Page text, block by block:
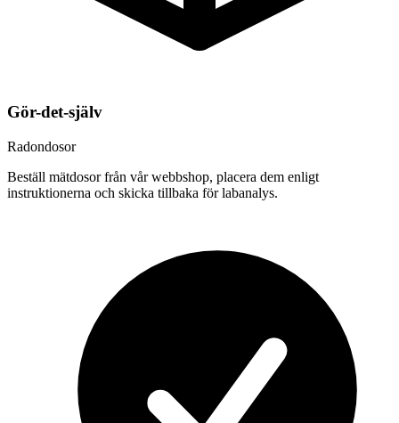
Gör-det-själv
Radondosor
Beställ mätdosor från vår webbshop, placera dem enligt
instruktionerna och skicka tillbaka för labanalys.